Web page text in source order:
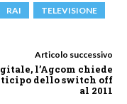
RAI TELEVISIONE
Articolo successivo
l’Agcom chiede
dello switch off
al 2011